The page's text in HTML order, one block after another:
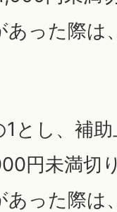
あった際は
1とし、補
円未満切
あった際は